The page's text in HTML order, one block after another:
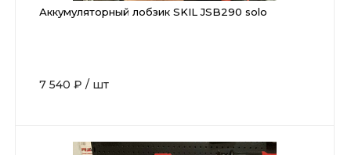
Аккумуляторный лобзик SKIL JSB290 solo
7 540 ₽ / шт